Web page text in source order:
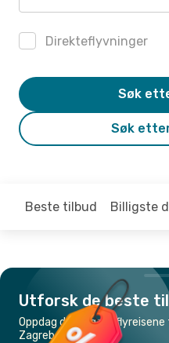
Direkteflyvninger
Søk
Søk
Beste tilbud Billigste
Utforsk de beste
Oppdag de billigste flyreisene
Zagreb